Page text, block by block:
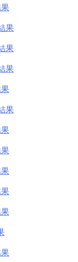
果
果
果
果